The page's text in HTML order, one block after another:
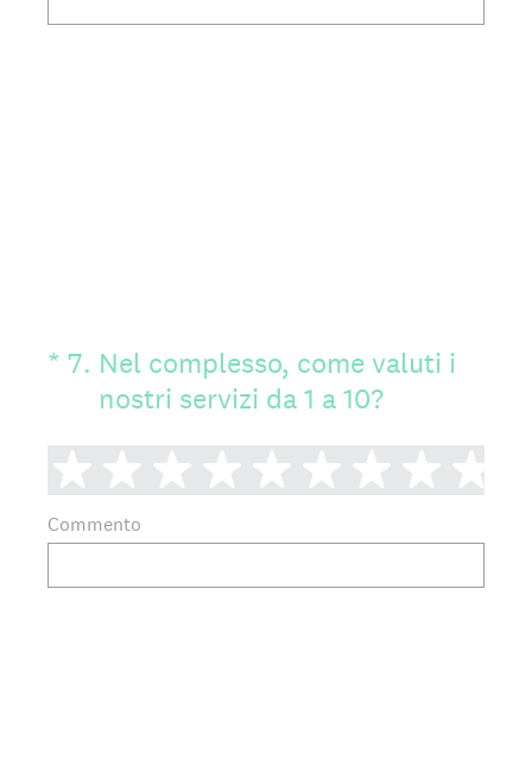
* 7. Nel complesso, come valuti i
nostri servizi da 1 a 10?
(Obbligatorio)
1 stella
2 stelle
3 stelle
4 stelle
5 stelle
6 stelle
7 stelle
8
Commento